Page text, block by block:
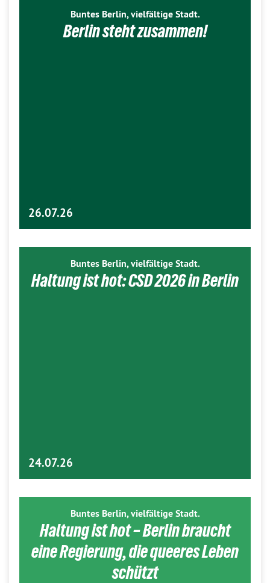
Buntes Berlin, vielfältige Stadt.
Berlin steht zusammen!
26.07.26
Buntes Berlin, vielfältige Stadt.
Haltung ist hot: CSD 2026 in Berlin
24.07.26
Buntes Berlin, vielfältige Stadt.
Haltung ist hot – Berlin braucht
eine Regierung, die queeres Leben
schützt